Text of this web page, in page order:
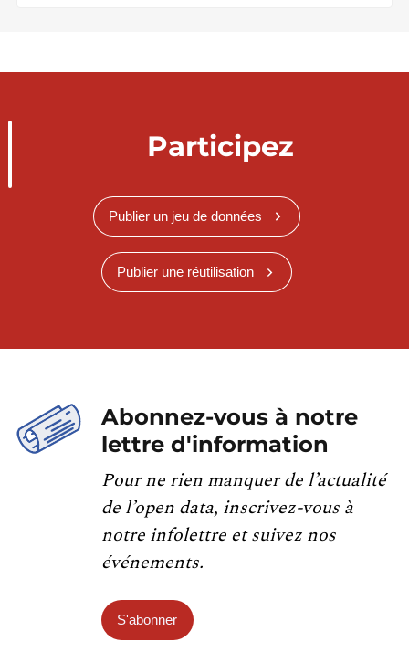
Participez
Publier un jeu de données
Publier une réutilisation
Abonnez-vous à notre
lettre d'information
Pour ne rien manquer de l’actualité
de l’open data, inscrivez-vous à
notre infolettre et suivez nos
événements.
S'abonner